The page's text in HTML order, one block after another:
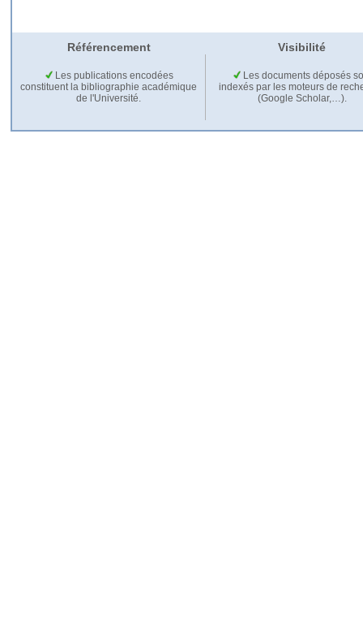
Référencement Visibilité
Les publications encodées
constituent la bibliographie académique
de l'Université.
Les documents déposés
indexés par les moteurs de
(Google Scholar,…).